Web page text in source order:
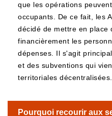
que les opérations
occupants. De ce fait, les
décidé de mettre en place
financièrement les
dépenses. Il s'agit
et des subventions qui
territoriales décentralisées.
Pourquoi recourir aux